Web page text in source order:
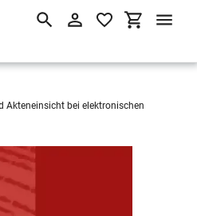
SuchenEinloggen
Akteneinsicht bei elektronischen